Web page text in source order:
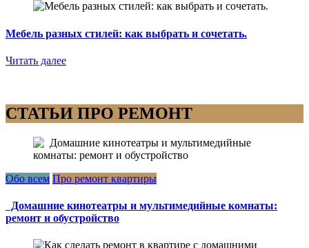
Мебель разных стилей: как выбрать и сочетать.
Читать далее
СТАТЬИ ПРО РЕМОНТ
Обо всем Про ремонт квартиры
Домашние кинотеатры и мультимедийные комнаты:
ремонт и обустройство